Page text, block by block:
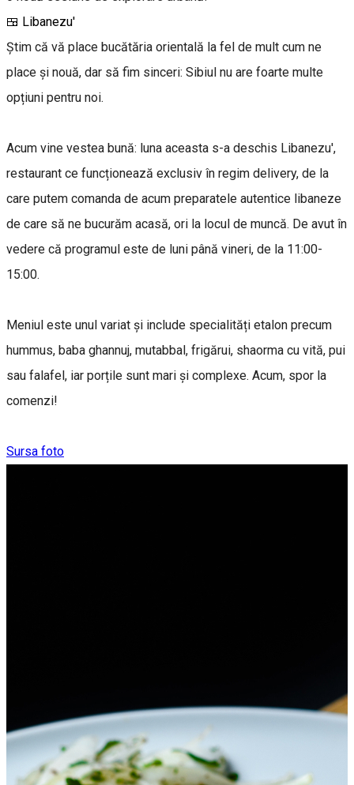
🍱 Libanezu'
Știm că vă place bucătăria orientală la fel de mult cum ne
place și nouă, dar să fim sinceri: Sibiul nu are foarte multe
opțiuni pentru noi.
Acum vine vestea bună: luna aceasta s-a deschis Libanezu',
restaurant ce funcționează exclusiv în regim delivery, de la
care putem comanda de acum preparatele autentice libaneze
de care să ne bucurăm acasă, ori la locul de muncă. De avut în
vedere că programul este de luni până vineri, de la 11:00-
15:00.
Meniul este unul variat și include specialități etalon precum
hummus, baba ghannuj, mutabbal, frigărui, shaorma cu vită, pui
sau falafel, iar porțile sunt mari și complexe. Acum, spor la
comenzi!
Sursa foto